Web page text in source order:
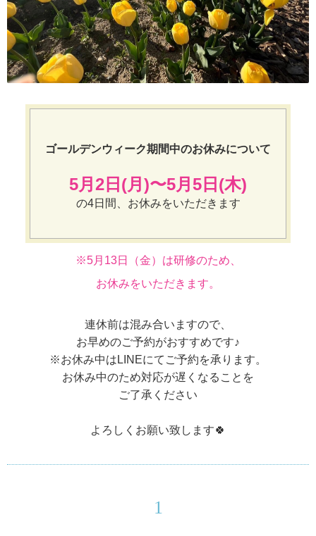
ゴールデンウィーク期間中のお休みについて
5月2日(月)〜5月5日(木)
の4日間、お休みをいただきます
※5月13日（金）は研修のため、
お休みをいただきます。
連休前は混み合いますので、
お早めのご予約がおすすめです♪
※お休み中はLINEにてご予約を承ります。
お休み中のため対応が遅くなることを
ご了承ください
よろしくお願い致します🍀
1